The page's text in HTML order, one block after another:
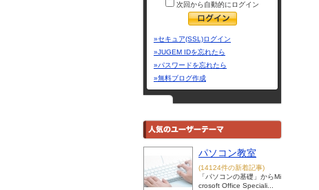
次回から自動的にログイン
»セキュア(SSL)ログイン
»JUGEM IDを忘れたら
»パスワードを忘れたら
»無料ブログ作成
パソコン教室
(14124件の新着記事)
「パソコンの基礎」からMi
crosoft Office Speciali...